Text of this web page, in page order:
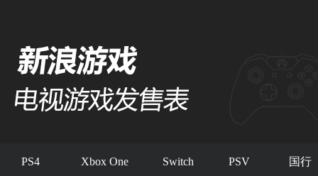
PS4 Xbox One Switch PSV 国行